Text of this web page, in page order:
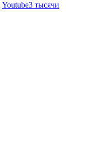
Youtube3 тысячи